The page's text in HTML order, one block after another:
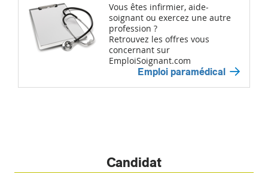
Vous êtes infirmier, aide-
soignant ou exercez une autre
profession ?
Retrouvez les offres vous
concernant sur
EmploiSoignant.com
Emploi paramédical
Candidat